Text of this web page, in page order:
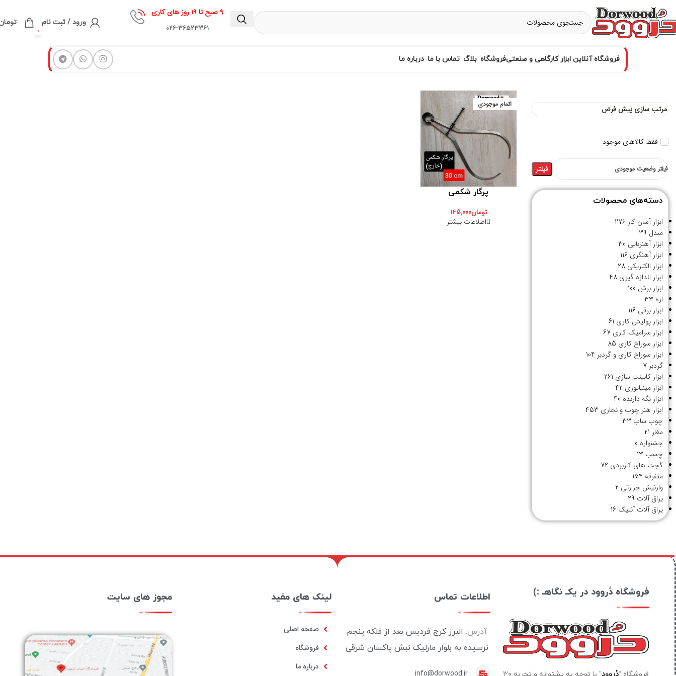
۹ صبح تا ۱۹ روز های کاری
۰۲۶-۳۶۵۲۳۳۶۱
ورود / ثبت نام
0
فروشگاه آنلاین ابزار کارگاهی و صنعتیفروشگاه بلاگ تماس با ما درباره ما
فقط کالاهای موجود
فیلتر وضعیت موجودی فیلتر
دسته‌های محصولات
ابزار آسان کار 276
مبدل 39
ابزار آهنربایی 30
ابزار آهنگری 116
ابزار الکتریکی 28
ابزار اندازه گیری 48
ابزار برش 100
اره 33
ابزار برقی 116
ابزار پولیش کاری 61
ابزار سرامیک کاری 67
ابزار سوراخ کاری 85
ابزار سوراخ کاری و گردبر 104
گردبر 7
ابزار کابینت سازی 261
ابزار مینیاتوری 42
ابزار نگه دارنده 40
ابزار هنر چوب و نجاری 453
چوب ساب 33
مغار 21
جشنواره 0
چسب 13
گجت های کاربردی 72
متفرقه 154
وارنیش حرارتی 2
یراق آلات 29
یراق آلات آنتیک 16
اتمام موجودی
پرگار شکمی
تومان145,000
اطلاعات بیشتر
فروشگاه دُروود در یکـ نگاهـ :) اطلاعات تماس
آدرس: البرز کرج فردیس بعد از فلکه پنجم
نرسیده به بلوار مارلیک نبش پاکسان شرقی
info@dorwood.ir
لینک های مفید
صفحه اصلی
فروشگاه
درباره ما
مجوز های سایت